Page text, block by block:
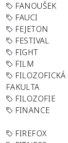
FANOUŠEK
FAUCI
FEJETON
FESTIVAL
FIGHT
FILM
FILOZOFICKÁ
FAKULTA
FILOZOFIE
FINANCE
FIREFOX